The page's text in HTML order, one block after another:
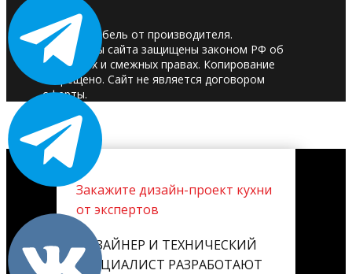
© 2025. Мебель от производителя.
Материалы сайта защищены законом РФ об
авторских и смежных правах. Копирование
запрещено. Сайт не является договором
оферты.
Закажите дизайн-проект кухни
от экспертов
ДИЗАЙНЕР И ТЕХНИЧЕСКИЙ
СПЕЦИАЛИСТ РАЗРАБОТАЮТ